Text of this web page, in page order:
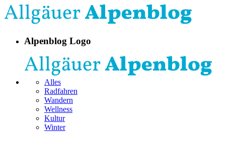
Alpenblog Logo
Alles
Radfahren
Wandern
Wellness
Kultur
Winter